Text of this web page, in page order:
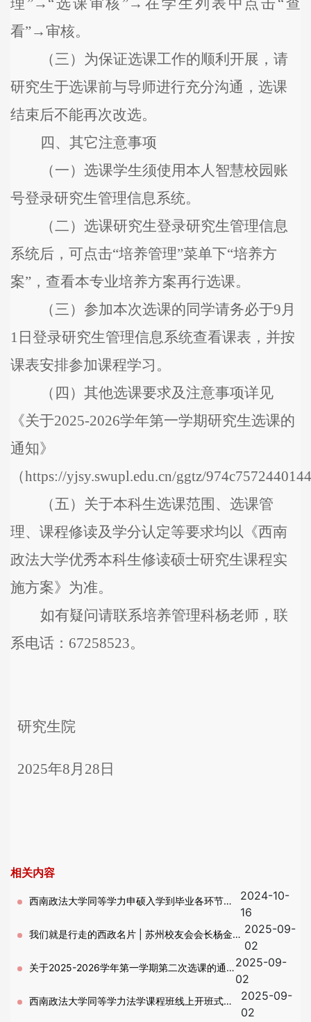
理”→“选课审核”→在学生列表中点击“查
看”→审核。
（三）为保证选课工作的顺利开展，请
研究生于选课前与导师进行充分沟通，选课
结束后不能再次改选。
四、其它注意事项
（一） 选课学生须使用本人智慧校园账
号登录研究生管理信息系统。
（二）选课研究生登录研究生管理信息
系统后 ， 可点击“培养管理”菜单下“培养方
案”，查看本专业培养方案再行选课。
（三）参加本次选课的同学请务必于9月
1 日登录研究生管理信息系统查看课表，并按
课表安排参加课程学习。
（ 四 ） 其他选课要求及注意事项详见
《关于2025-2026学年第一学期研究生选课的
通知》
（https://yjsy.swupl.edu.cn/ggtz/
（五） 关于本科生选课范围、 选课管
理、 课程修读及学分认定等要求均以《西南
政法大学优秀本科生修读硕士研究生课程实
施方案》为准。
如有疑问请联系培养管理科杨老师，联
系电话： 67258523。
研究生院
2025年8月 28 日
相关内容
西南政法大学同等学力申硕入学到毕业各环节介
2024-10-
16
我们就是行走的西政名片 | 苏州校友会会长杨金元
迎新致辞
2025-09-
02
关于2025-2026学年第一学期第二次选课的通
2025-09-
02
西南政法大学同等学力法学课程班线上开班式圆
2025-09-
02